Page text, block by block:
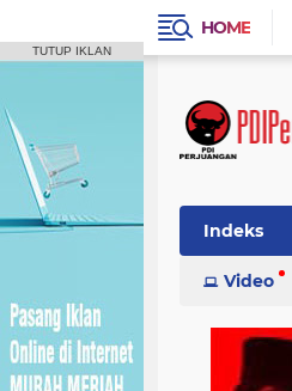
HOME
Indeks
Video
TUTUP IKLAN